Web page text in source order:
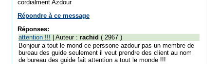
cordialment Azdour
Répondre à ce message
Réponses:
attention !!! | Auteur : rachid ( 2967 )
Bonjour a tout le mond ce perssone azdour pas un membre de
bureau des guide seulement il veut prendre des client au nom
de bureau des guide fait attention a tout le monde !!!